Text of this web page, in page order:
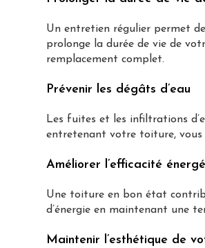
Un entretien régulier permet
prolonge la durée de vie de
remplacement complet.
Prévenir les dégâts d’eau
Les fuites et les infiltrations
entretenant votre toiture, vous
Améliorer l’efficacité
Une toiture en bon état
d’énergie en maintenant une
Maintenir l’esthétique de